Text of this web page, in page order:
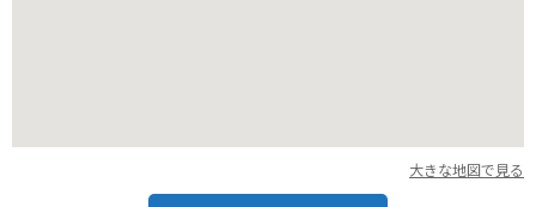
大きな地図で見る